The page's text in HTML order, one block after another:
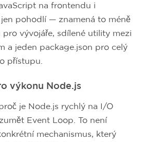
na frontendu i
pohodlí — znamená to méně
vývojáře, sdílené utility mezi
a jeden package.json pro celý
přístupu.
výkonu Node.js
je Node.js rychlý na I/O
Event Loop. To není
mechanismus, který